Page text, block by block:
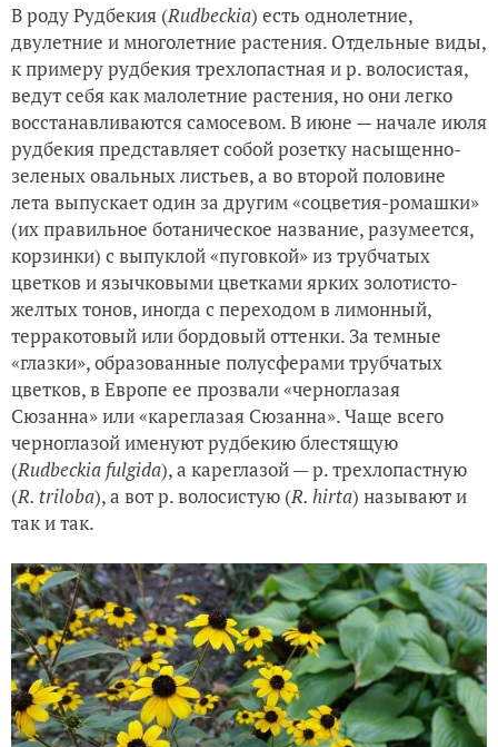
В роду Рудбекия (Rudbeckia) есть однолетние,
двулетние и многолетние растения. Отдельные виды,
к примеру рудбекия трехлопастная и р. волосистая,
ведут себя как малолетние растения, но они легко
восстанавливаются самосевом. В июне — начале июля
рудбекия представляет собой розетку насыщенно-
зеленых овальных листьев, а во второй половине
лета выпускает один за другим «соцветия-ромашки»
(их правильное ботаническое название, разумеется,
корзинки) с выпуклой «пуговкой» из трубчатых
цветков и язычковыми цветками ярких золотисто-
желтых тонов, иногда с переходом в лимонный,
терракотовый или бордовый оттенки. За темные
«глазки», образованные полусферами трубчатых
цветков, в Европе ее прозвали «черноглазая
Сюзанна» или «кареглазая Сюзанна». Чаще всего
черноглазой именуют рудбекию блестящую
(Rudbeckia fulgida), а кареглазой — р. трехлопастную
(R. triloba), а вот р. волосистую (R. hirta) называют и
так и так.